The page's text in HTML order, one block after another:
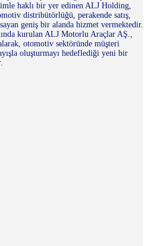
haklı bir yer edinen ALJ Holding,
distribütörlüğü, perakende satış,
geniş bir alanda hizmet vermektedir.
kurulan ALJ Motorlu Araçlar AŞ.,
otomotiv sektöründe müşteri
oluşturmayı hedeflediği yeni bir